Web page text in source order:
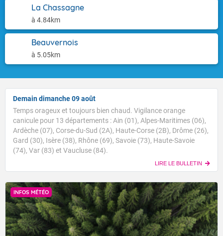
La Chassagne
à 4.84km
Beauvernois
à 5.05km
Demain dimanche 09 août
Temps orageux et toujours bien chaud. Vigilance orange
canicule pour 13 départements : Ain (01), Alpes-Maritimes (06),
Ardèche (07), Corse-du-Sud (2A), Haute-Corse (2B), Drôme (26),
Gard (30), Isère (38), Rhône (69), Savoie (73), Haute-Savoie
(74), Var (83) et Vaucluse (84).
LIRE LE BULLETIN
INFOS MÉTÉO